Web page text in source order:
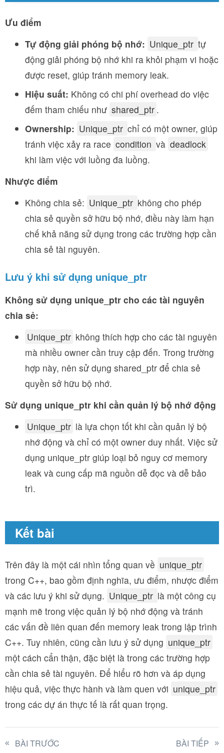
Ưu điểm
Tự động giải phóng bộ nhớ: Unique_ptr tự
động giải phóng bộ nhớ khi ra khỏi phạm vi hoặc
được reset, giúp tránh memory leak.
Hiệu suất: Không có chi phí overhead do việc
đếm tham chiếu như shared_ptr .
Ownership: Unique_ptr chỉ có một owner, giúp
tránh việc xảy ra race condition và deadlock
khi làm việc với luồng đa luồng.
Nhược điểm
Không chia sẻ: Unique_ptr không cho phép
chia sẻ quyền sở hữu bộ nhớ, điều này làm hạn
chế khả năng sử dụng trong các trường hợp cần
chia sẻ tài nguyên.
Lưu ý khi sử dụng unique_ptr
Không sử dụng unique_ptr cho các tài nguyên
chia sẻ:
Unique_ptr không thích hợp cho các tài nguyên
mà nhiều owner cần truy cập đến. Trong trường
hợp này, nên sử dụng shared_ptr để chia sẻ
quyền sở hữu bộ nhớ.
Sử dụng unique_ptr khi cần quản lý bộ nhớ động
Unique_ptr là lựa chọn tốt khi cần quản lý bộ
nhớ động và chỉ có một owner duy nhất. Việc sử
dụng unique_ptr giúp loại bỏ nguy cơ memory
leak và cung cấp mã nguồn dễ đọc và dễ bảo
trì.
Kết bài
Trên đây là một cái nhìn tổng quan về unique_ptr
trong C++, bao gồm định nghĩa, ưu điểm, nhược điểm
và các lưu ý khi sử dụng. Unique_ptr là một công cụ
mạnh mẽ trong việc quản lý bộ nhớ động và tránh
các vấn đề liên quan đến memory leak trong lập trình
C++. Tuy nhiên, cũng cần lưu ý sử dụng unique_ptr
một cách cẩn thận, đặc biệt là trong các trường hợp
cần chia sẻ tài nguyên. Để hiểu rõ hơn và áp dụng
hiệu quả, việc thực hành và làm quen với unique_ptr
trong các dự án thực tế là rất quan trọng.
BÀI TRƯỚC BÀI TIẾP